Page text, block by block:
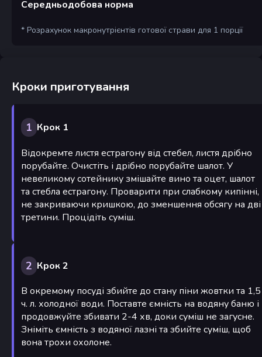
Середньодобова норма
* Розрахунок макронутрієнтів готової страви для 1 порції
Кроки приготування
1 Крок 1
Відокремте листя естрагону від стебел, листя дрібно
порубайте. Очистіть і дрібно порубайте шалот. У
невеликому сотейнику змішайте вино та оцет, шалот
та стебла естрагону. Проварити при слабкому кипінні,
не закриваючи кришкою, до зменшення обсягу на дві
третини. Процідіть суміш.
2 Крок 2
В окремому посуді збийте до стану піни жовтки та 1,5
ч. л. холодної води. Поставте ємність на водяну баню і
продовжуйте збивати 2-4 хв, доки суміш не загусне.
Зніміть ємність з водяної лазні та збийте суміш, щоб
вона трохи охолоне.